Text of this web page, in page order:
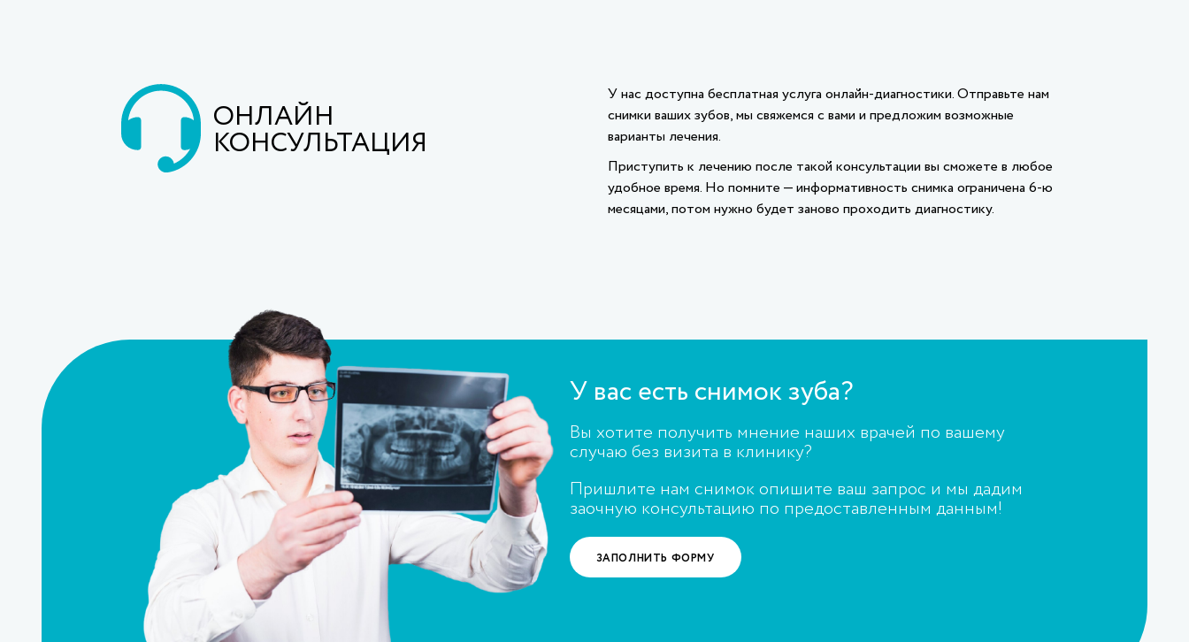
ОНЛАЙН
КОНСУЛЬТАЦИЯ
У нас доступна бесплатная услуга онлайн-диагностики. Отправьте нам
снимки ваших зубов, мы свяжемся с вами и предложим возможные
варианты лечения.
Приступить к лечению после такой консультации вы сможете в любое
удобное время. Но помните — информативность снимка ограничена 6-ю
месяцами, потом нужно будет заново проходить диагностику.
У вас есть снимок зуба?
Вы хотите получить мнение наших врачей по вашему
случаю без визита в клинику?
Пришлите нам снимок опишите ваш запрос и мы дадим
заочную консультацию по предоставленным данным!
ЗАПОЛНИТЬ ФОРМУ